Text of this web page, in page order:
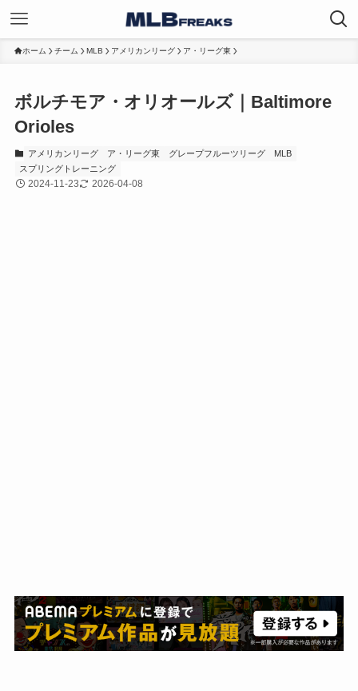
ホーム チーム MLB アメリカンリーグ ア・リーグ東
ボルチモア・オリオールズ｜Baltimore
Orioles
アメリカンリーグ ア・リーグ東 グレープフルーツリーグ
MLB
スプリングトレーニング
2024-11-23 2026-04-08